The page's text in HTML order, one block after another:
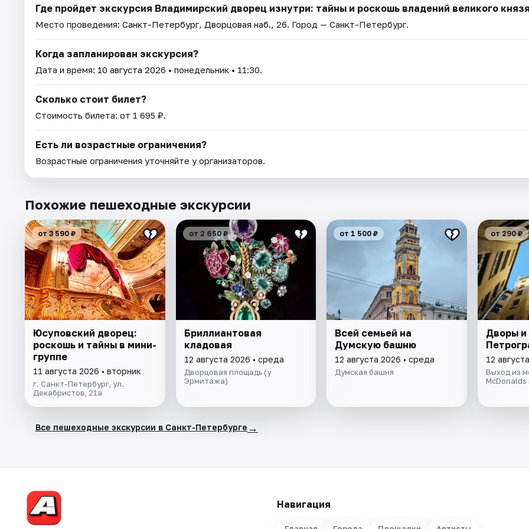
Где пройдет экскурсия Владимирский дворец изнутри: тайны и роскошь владений великого
Место проведения: Санкт-Петербург, Дворцовая наб., 26. Город — Санкт-Петербург.
Когда запланирован экскурсия?
Дата и время: 10 августа 2026 • понедельник • 11:30.
Сколько стоит билет?
Стоимость билета: от 1 695 ₽.
Есть ли возрастные ограничения?
Возрастные ограничения уточняйте у организаторов.
Похожие пешеходные экскурсии
от 3 590 ₽
Юсуповский дворец:
роскошь и тайны в мини-
группе
11 августа 2026 • вторник
г. Санкт-Петербург, ул.
Декабристов, 21а
от 2 650 ₽
Бриллиантовая
кладовая
12 августа 2026 • среда
Дворцовая площадь (у
Эрмитажа)
от 1 500 ₽
Всей семьей на
Думскую башню
12 августа 2026 • среда
Думская башня
от 290 ₽
Дворы и
12
Выход из
McDonalds
Все пешеходные экскурсии в Санкт-Петербурге →
Навигация